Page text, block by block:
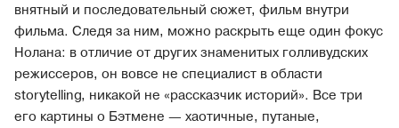
внятный и последовательный сюжет, фильм внутри
фильма. Следя за ним, можно раскрыть еще один фокус
Нолана: в отличие от других знаменитых голливудских
режиссеров, он вовсе не специалист в области
storytelling, никакой не «рассказчик историй». Все три
его картины о Бэтмене — хаотичные, путаные,